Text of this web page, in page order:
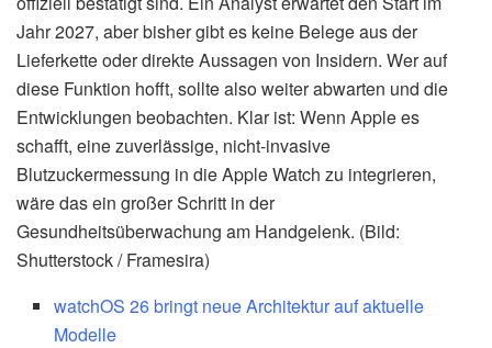
Jahr 2027, aber bisher gibt es keine Belege aus der
Lieferkette oder direkte Aussagen von Insidern. Wer auf
diese Funktion hofft, sollte also weiter abwarten und die
Entwicklungen beobachten. Klar ist: Wenn Apple es
schafft, eine zuverlässige, nicht-invasive
Blutzuckermessung in die Apple Watch zu integrieren,
wäre das ein großer Schritt in der
Gesundheitsüberwachung am Handgelenk. (Bild:
Shutterstock / Framesira)
watchOS 26 bringt neue Architektur auf aktuelle
Modelle